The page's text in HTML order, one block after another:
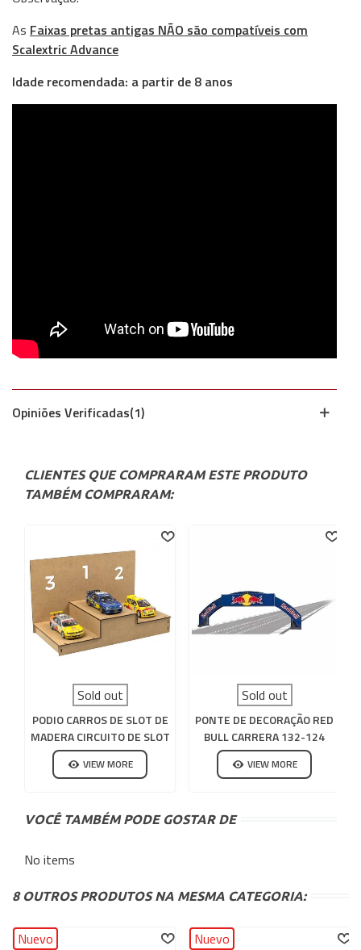
As Faixas pretas antigas NÃO são compatíveis com
Scalextric Advance
Idade recomendada: a partir de 8 anos
Opiniões Verificadas(1)
CLIENTES QUE COMPRARAM ESTE PRODUTO
TAMBÉM COMPRARAM:
Sold out
PODIO CARROS DE SLOT DE
MADERA CIRCUITO DE SLOT
VIEW MORE
Sold out
PONTE DE DECORAÇÃO RED
BULL CARRERA 132-124
VIEW MORE
VOCÊ TAMBÉM PODE GOSTAR DE
No items
8 OUTROS PRODUTOS NA MESMA CATEGORIA:
Nuevo Nuevo